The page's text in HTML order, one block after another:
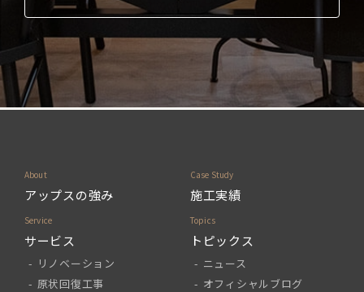
アップスの強み
サービス
リノベーション
原状回復工事
施工実績
トピックス
ニュース
オフィシャルブログ